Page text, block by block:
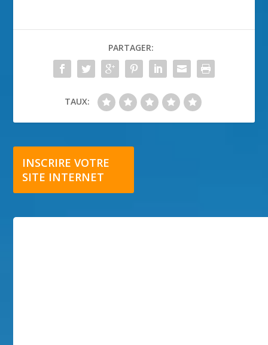
PARTAGER:
TAUX:
INSCRIRE VOTRE
SITE INTERNET